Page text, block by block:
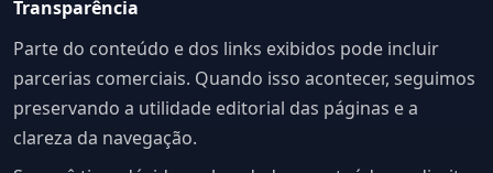
Transparência
Parte do conteúdo e dos links exibidos pode incluir
parcerias comerciais. Quando isso acontecer, seguimos
preservando a utilidade editorial das páginas e a
clareza da navegação.